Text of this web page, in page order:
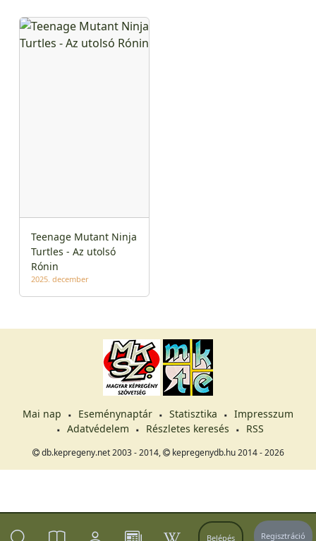
Belépés Regisztráció
Teenage Mutant Ninja
Turtles - Az utolsó
Rónin
2025. december
Mai nap Eseménynaptár Statisztika
Impresszum
Adatvédelem
Részletes keresés RSS
db.kepregeny.net 2003 - 2014, kepregenydb.hu 2014 - 2026